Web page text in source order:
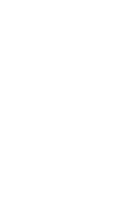
através destes
alta qualidade Bak4